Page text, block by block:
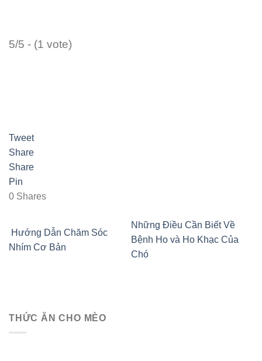
5/5 - (1 vote)
Tweet
Share
Share
Pin
0 Shares
Hướng Dẫn Chăm Sóc
Nhím Cơ Bản
Những Điều Cần Biết Về
Bệnh Ho và Ho Khạc Của
Chó
THỨC ĂN CHO MÈO